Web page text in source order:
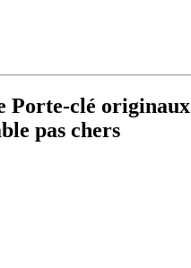
Porte-clé originaux
pas chers